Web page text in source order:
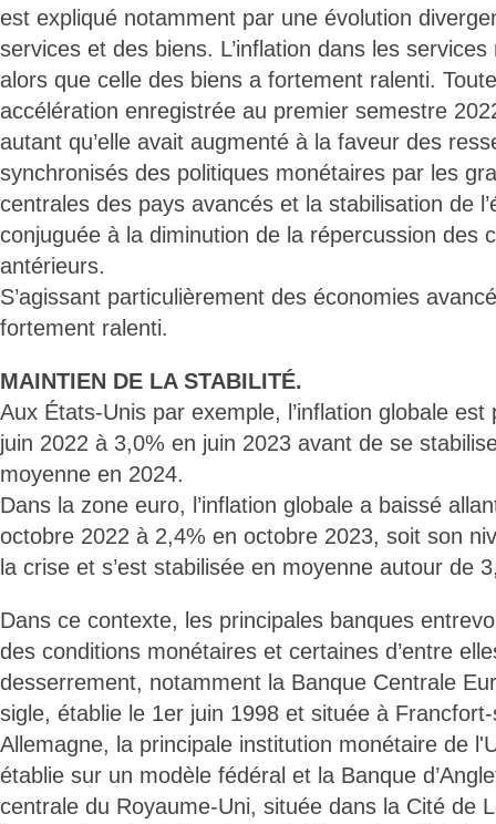
est expliqué notamment par une évolution
services et des biens. L’inflation dans les
alors que celle des biens a fortement ralenti.
accélération enregistrée au premier semestre
autant qu’elle avait augmenté à la faveur des
synchronisés des politiques monétaires par les
centrales des pays avancés et la stabilisation de
conjuguée à la diminution de la répercussion des
antérieurs.
S’agissant particulièrement des économies
fortement ralenti.
MAINTIEN DE LA STABILITÉ.
Aux États-Unis par exemple, l’inflation globale
juin 2022 à 3,0% en juin 2023 avant de se
moyenne en 2024.
Dans la zone euro, l’inflation globale a baissé
octobre 2022 à 2,4% en octobre 2023, soit son
la crise et s’est stabilisée en moyenne autour de
Dans ce contexte, les principales banques
des conditions monétaires et certaines d’entre
desserrement, notamment la Banque Centrale
sigle, établie le 1er juin 1998 et située à
Allemagne, la principale institution monétaire de
établie sur un modèle fédéral et la Banque
centrale du Royaume-Uni, située dans la Cité de